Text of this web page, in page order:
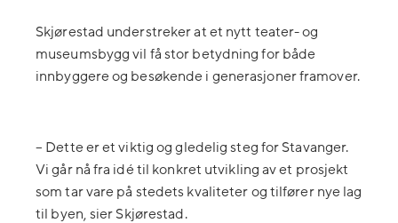
Skjørestad understreker at et nytt teater- og
museumsbygg vil få stor betydning for både
innbyggere og besøkende i generasjoner framover.
– Dette er et viktig og gledelig steg for Stavanger.
Vi går nå fra idé til konkret utvikling av et prosjekt
som tar vare på stedets kvaliteter og tilfører nye lag
til byen, sier Skjørestad.